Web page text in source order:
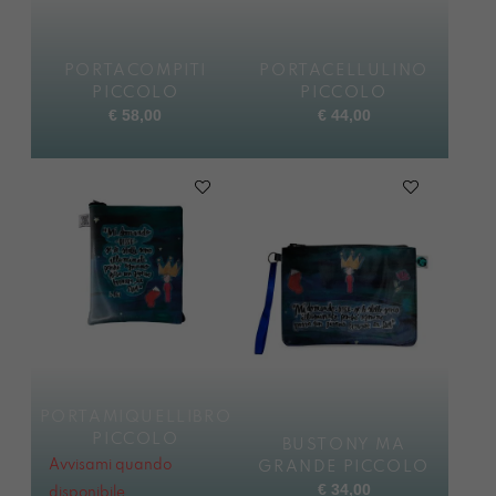
PORTACOMPITI
PICCOLO
€ 58,00
PORTACELLULINO
PICCOLO
€ 44,00
Avvisami quando
disponibile
BUSTONY MA
GRANDE PICCOLO
€ 34,00